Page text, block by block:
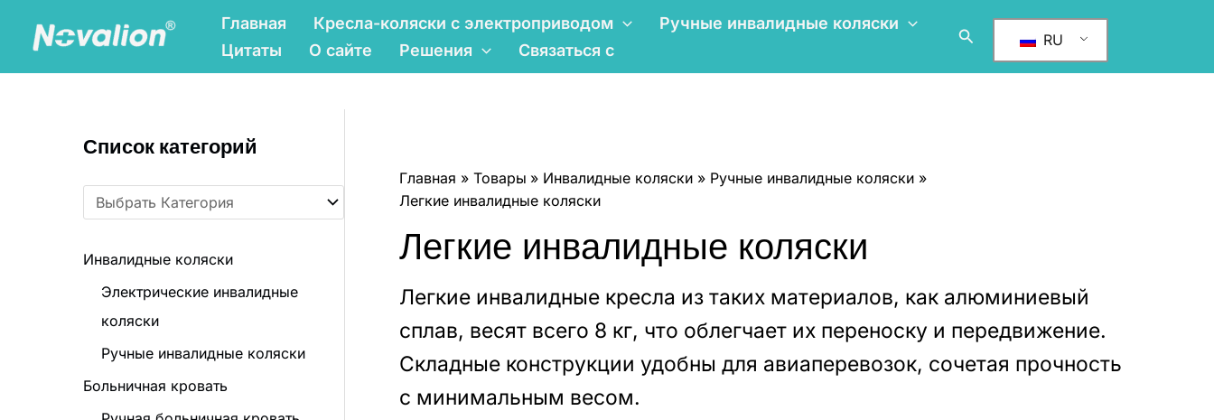
содержанию
Главная Кресла-коляски с электроприводом
Ручные инвалидные коляски
Цитаты
О сайте Решения Связаться с
Поиск RU
Список категорий
а
т
о
т
Инвалидные коляски
Электрические инвалидные
коляски
Ручные инвалидные коляски
Больничная кровать
Главная Товары Инвалидные коляски
Ручные инвалидные коляски
Легкие инвалидные коляски
Легкие инвалидные коляски
Легкие инвалидные кресла из таких материалов, как алюминиевый
сплав, весят всего 8 кг, что облегчает их переноску и передвижение.
Складные конструкции удобны для авиаперевозок, сочетая прочность
с минимальным весом.